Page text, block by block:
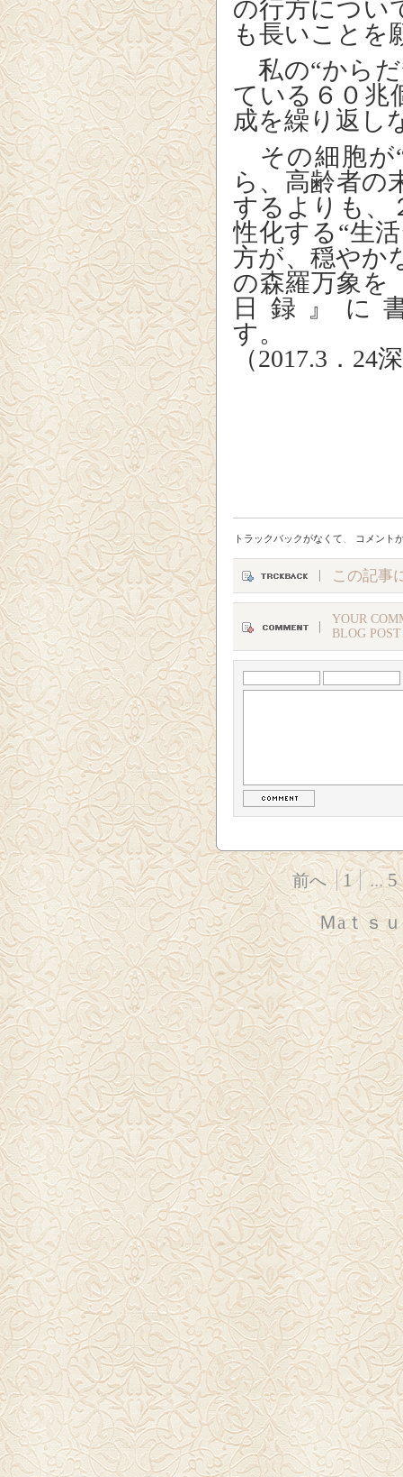
の行方につい
も長いことを
私の“からだ
ている６０兆
成を繰り返し
その細胞が
ら、高齢者の
するよりも、
性化する“生
方が、穏やか
の森羅万象を
日録』に
（2017.3 ． 24
トラックバックがなくて コメント
この記事
YOUR
BLOG POST
前へ 1 ... 5
Ｍaｔｓ